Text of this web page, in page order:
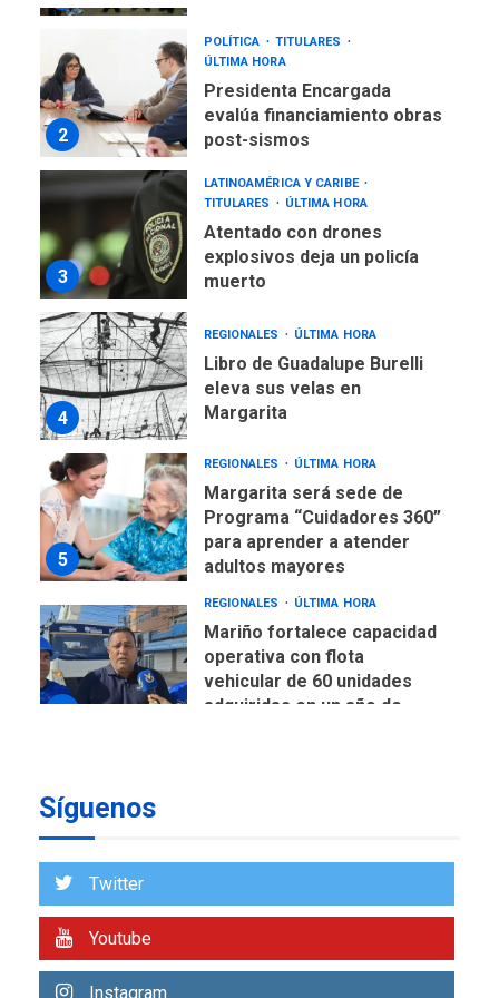
2
POLÍTICA
TITULARES
ÚLTIMA HORA
Presidenta Encargada
evalúa financiamiento obras
post-sismos
3
LATINOAMÉRICA Y CARIBE
TITULARES
ÚLTIMA HORA
Atentado con drones
explosivos deja un policía
muerto
4
REGIONALES ÚLTIMA HORA
Libro de Guadalupe Burelli
eleva sus velas en
Margarita
5
REGIONALES ÚLTIMA HORA
Margarita será sede de
Programa “Cuidadores 360”
para aprender a atender
adultos mayores
6
REGIONALES ÚLTIMA HORA
Mariño fortalece capacidad
operativa con flota
vehicular de 60 unidades
adquiridas en un año de
7
la altura de Macho Muerto
REGIONALES ÚLTIMA HORA
Núcleo del Sistema de
Síguenos
Twitter
Youtube
Instagram